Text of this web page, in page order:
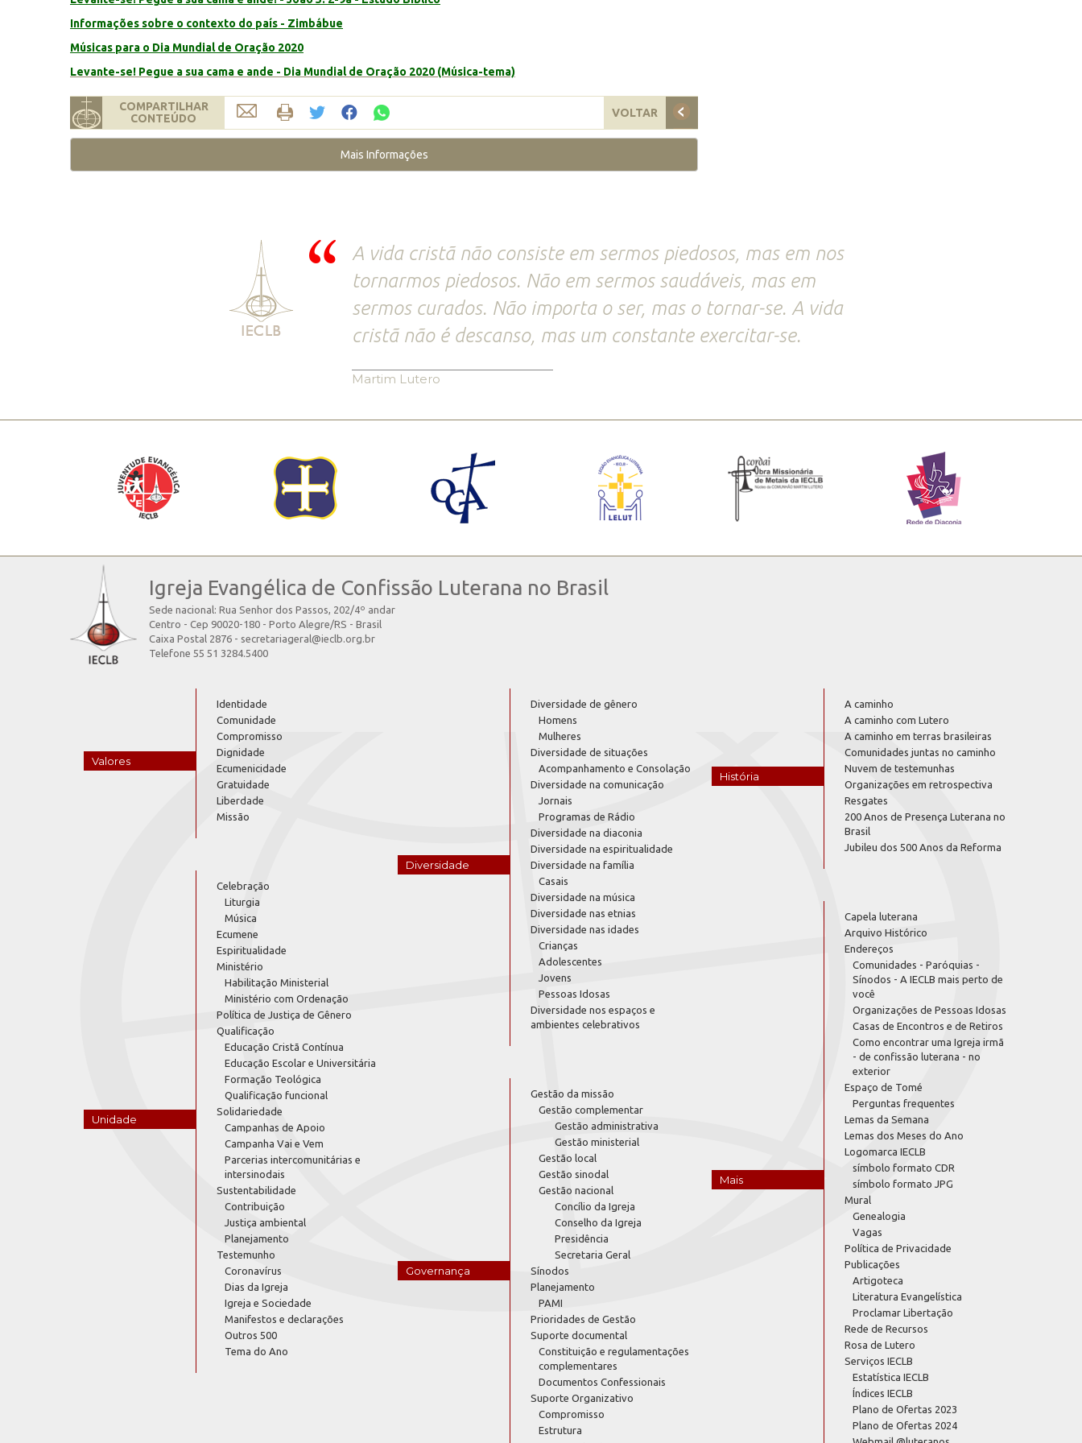
Informações sobre o contexto do país - Zimbábue
Músicas para o Dia Mundial de Oração 2020
Levante-se! Pegue a sua cama e ande - Dia Mundial de Oração 2020 (Música-tema)
COMPARTILHAR
CONTEÚDO
VOLTAR
Mais Informações
A vida cristã não consiste em sermos piedosos, mas em nos
tornarmos piedosos. Não em sermos saudáveis, mas em
sermos curados. Não importa o ser, mas o tornar-se. A vida
cristã não é descanso, mas um constante exercitar-se.
Martim Lutero
Igreja Evangélica de Confissão Luterana no Brasil
Sede nacional: Rua Senhor dos Passos, 202/4º andar
Centro - Cep 90020-180 - Porto Alegre/RS - Brasil
Caixa Postal 2876 - secretariageral@ieclb.org.br
Telefone 55 51 3284.5400
Valores
Identidade
Comunidade
Compromisso
Dignidade
Ecumenicidade
Gratuidade
Liberdade
Missão
Unidade
Celebração
Liturgia
Música
Ecumene
Espiritualidade
Ministério
Habilitação Ministerial
Ministério com Ordenação
Política de Justiça de Gênero
Qualificação
Educação Cristã Contínua
Educação Escolar e Universitária
Formação Teológica
Qualificação funcional
Solidariedade
Campanhas de Apoio
Campanha Vai e Vem
Parcerias intercomunitárias e
intersinodais
Sustentabilidade
Contribuição
Justiça ambiental
Planejamento
Testemunho
Coronavírus
Dias da Igreja
Igreja e Sociedade
Manifestos e declarações
Outros 500
Tema do Ano
Diversidade
Diversidade de gênero
Homens
Mulheres
Diversidade de situações
Acompanhamento e Consolação
Diversidade na comunicação
Jornais
Programas de Rádio
Diversidade na diaconia
Diversidade na espiritualidade
Diversidade na família
Casais
Diversidade na música
Diversidade nas etnias
Diversidade nas idades
Crianças
Adolescentes
Jovens
Pessoas Idosas
Diversidade nos espaços e
ambientes celebrativos
Governança
Gestão da missão
Gestão complementar
Gestão administrativa
Gestão ministerial
Gestão local
Gestão sinodal
Gestão nacional
Concílio da Igreja
Conselho da Igreja
Presidência
Secretaria Geral
Sínodos
Planejamento
PAMI
Prioridades de Gestão
Suporte documental
Constituição e regulamentações
complementares
Documentos Confessionais
Suporte Organizativo
Compromisso
Estrutura
História
A caminho
A caminho com Lutero
A caminho em terras brasileiras
Comunidades juntas no caminho
Nuvem de testemunhas
Organizações em retrospectiva
Resgates
200 Anos de Presença Luterana no
Brasil
Jubileu dos 500 Anos da Reforma
Mais
Capela luterana
Arquivo Histórico
Endereços
Comunidades - Paróquias -
Sínodos - A IECLB mais perto de
você
Organizações de Pessoas Idosas
Casas de Encontros e de Retiros
Como encontrar uma Igreja irmã
- de confissão luterana - no
exterior
Espaço de Tomé
Perguntas frequentes
Lemas da Semana
Lemas dos Meses do Ano
Logomarca IECLB
símbolo formato CDR
símbolo formato JPG
Mural
Genealogia
Vagas
Política de Privacidade
Publicações
Artigoteca
Literatura Evangelística
Proclamar Libertação
Rede de Recursos
Rosa de Lutero
Serviços IECLB
Estatística IECLB
Índices IECLB
Plano de Ofertas 2023
Plano de Ofertas 2024